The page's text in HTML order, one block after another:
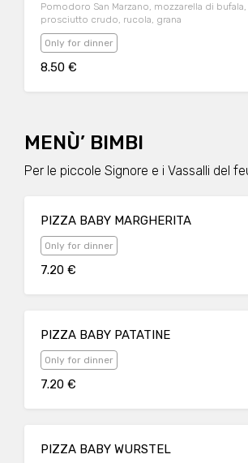
Pomodoro San Marzano, mozzarella di
prosciutto crudo, rucola, grana
Only for dinner
8.50 €
MENÙ’ BIMBI
Per le piccole Signore e i Vassalli del
PIZZA BABY MARGHERITA
Only for dinner
7.20 €
PIZZA BABY PATATINE
Only for dinner
7.20 €
PIZZA BABY WURSTEL